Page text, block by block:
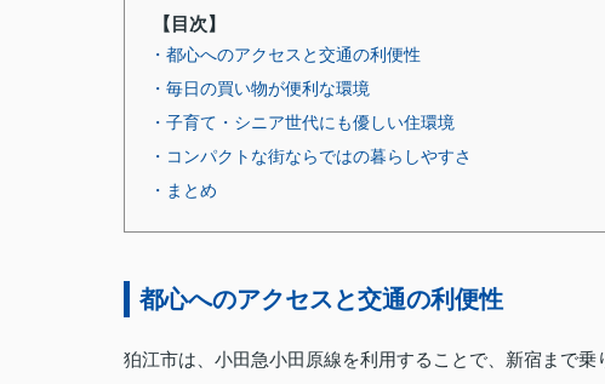
【目次】
・都心へのアクセスと交通の利便性
・毎日の買い物が便利な環境
・子育て・シニア世代にも優しい住環境
・コンパクトな街ならではの暮らしやすさ
・まとめ
都心へのアクセスと交通の利便性
狛江市は、小田急小田原線を利用することで、新宿まで